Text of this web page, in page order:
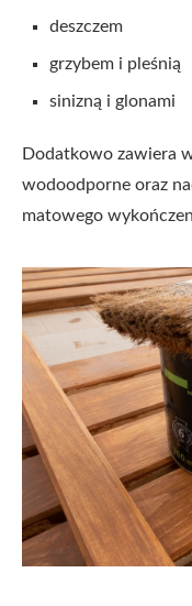
deszczem
grzybem i pleśnią
sinizną i glonami
Dodatkowo zawiera
wodoodporne oraz
matowego